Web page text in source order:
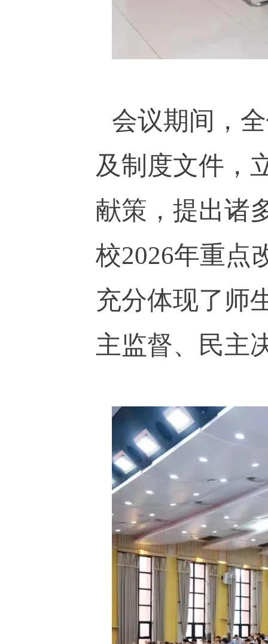
会议期间，
及制度文件，
献策，提出诸
校2026年重点
充分体现了师
主监督、民主